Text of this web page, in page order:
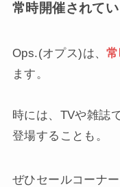
常時開催されて
Ops.(オプス)は、
ます。
時には、TVや雑誌
登場することも。
ぜひセールコーナ